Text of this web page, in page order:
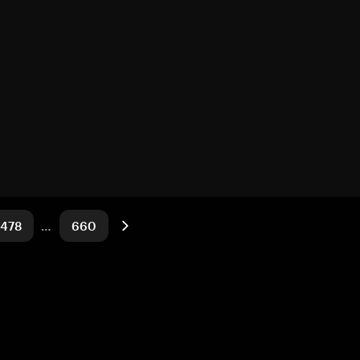
478 … 660